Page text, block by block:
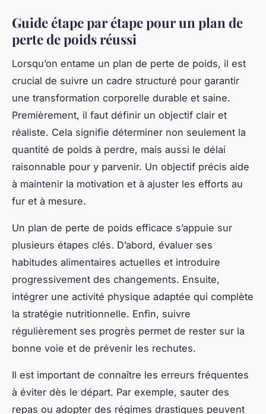
Élaborer un programme alimentaire
personnalisé
Un plan alimentaire minceur personnalisé est la clé
pour atteindre et maintenir un poids sain. La
première étape consiste à analyser ses besoins
spécifiques : âge, niveau d'activité physique,
habitudes alimentaires et éventuelles restrictions
médicales. Cette méthodologie garantit que le plan
est adapté et efficace. Ensuite, il faut structurer une
nutrition équilibrée qui couvre l’ensemble des
macronutriments essentiels — protéines, glucides
complexes et bonnes graisses — tout en limitant
les excès caloriques inutiles.
Pour concevoir des menus pour perdre du poids, il
est recommandé de privilégier des aliments riches
en fibres et en micronutriments, comme les fruits,
légumes, céréales complètes, et sources de
protéines maigres. Par exemple, un menu
hebdomadaire équilibré peut inclure des petits-
déjeuners à base de flocons d’avoine et fruits frais,
des déjeuners composés de légumes variés avec